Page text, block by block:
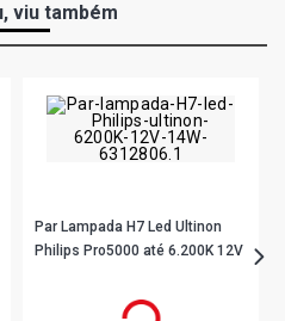
viu também
Par Lampada H7 Led Ultinon
Philips Pro5000 até 6.200K 12V
em até 10x de